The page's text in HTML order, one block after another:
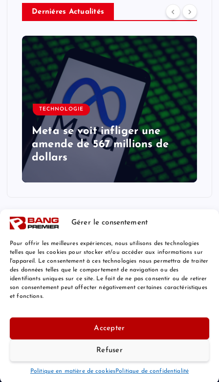
Gérer le consentement
Pour offrir les meilleures expériences, nous utilisons des technologies
telles que les cookies pour stocker et/ou accéder aux informations sur
l'appareil. Le consentement à ces technologies nous permettra de traiter
des données telles que le comportement de navigation ou des
identifiants uniques sur ce site. Le fait de ne pas consentir ou de retirer
son consentement peut affecter négativement certaines caractéristiques
et fonctions.
Accepter
Refuser
Politique en matière de cookiesPolitique de confidentialité
Derniéres Actualités
TECHNOLOGIE
Meta se voit infliger une
amende de 567 millions de
dollars
Mentions Légales